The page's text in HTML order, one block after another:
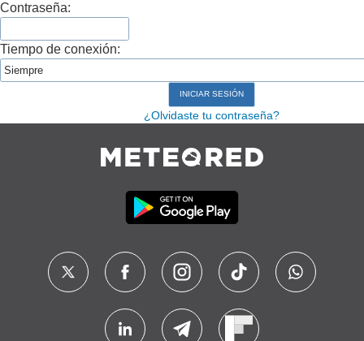
Contraseña:
Tiempo de conexión:
¿Olvidaste tu contraseña?